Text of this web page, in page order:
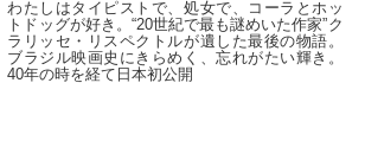
わたしはタイピストで、処⼥で、コーラとホッ
トドッグが好き。“20世紀で最も謎めいた作家”ク
ラリッセ・リスペクトルが遺した最後の物語。
ブラジル映画史にきらめく、忘れがたい輝き。
40年の時を経て⽇本初公開